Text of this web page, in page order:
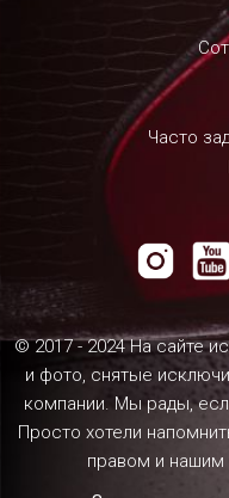
Часто
© 2017 - 2024 На сайте
и фото, снятые
компании. Мы рады,
Просто хотели
правом и нашим